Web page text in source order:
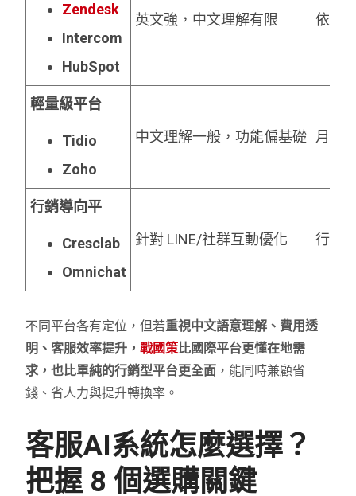
Zendesk
Intercom
HubSpot
英文強，中文理解有限 依訊
輕量級平台
Tidio
Zoho
中文理解一般，功能偏基礎 月費
行銷導向平
Cresclab
Omnichat
針對 LINE/社群互動優化 行銷
不同平台各有定位，但若重視中文語意理解、費用透
明、客服效率提升，戰國策比國際平台更懂在地需
求，也比單純的行銷型平台更全面 ，能同時兼顧省
錢、省人力與提升轉換率。
客服AI系統怎麼選擇？
把握 8 個選購關鍵